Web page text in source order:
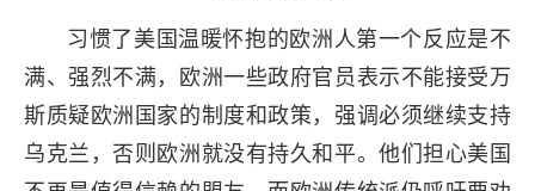
习惯了美国温暖怀抱的欧洲人第一个反应是不
满、强烈不满，欧洲一些政府官员表示不能接受万
斯质疑欧洲国家的制度和政策，强调必须继续支持
乌克兰，否则欧洲就没有持久和平。他们担心美国